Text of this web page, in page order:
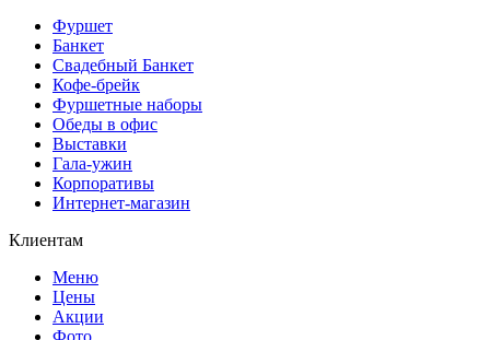
Фуршет
Банкет
Свадебный Банкет
Кофе-брейк
Фуршетные наборы
Обеды в офис
Выставки
Гала-ужин
Корпоративы
Интернет-магазин
Клиентам
Меню
Цены
Акции